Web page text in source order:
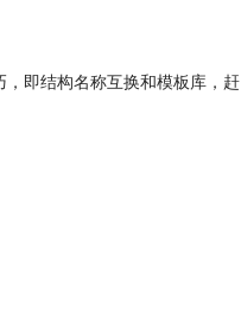
即结构名称互换和模板库，赶